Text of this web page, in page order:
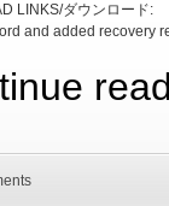
LINKS/ダウンロード:
and added recovery